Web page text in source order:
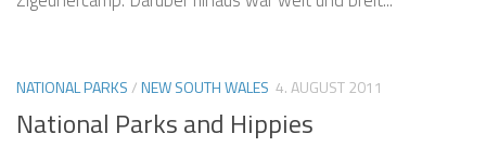
NATIONAL PARKS/NEW SOUTH WALES 4. AUGUST 2011
National Parks and Hippies